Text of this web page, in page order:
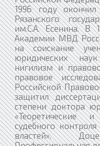
1996 году окончил
Рязанского
им.С.А. Есенина. В
Академии МВД
на соискание
юридических
нигилизм и
правовое
Российской
защитил
степени доктора
«Теоретические
судебного
властей».